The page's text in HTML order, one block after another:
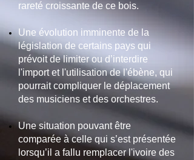
rareté croissante de ce bois.
Une évolution imminente de la
législation de certains pays qui
prévoit de limiter ou d’interdire
l'import et l'utilisation de l'ébène, qui
pourrait compliquer le déplacement
des musiciens et des orchestres.
Une situation pouvant être
comparée à celle qui s’est présentée
lorsqu’il a fallu remplacer l'ivoire des